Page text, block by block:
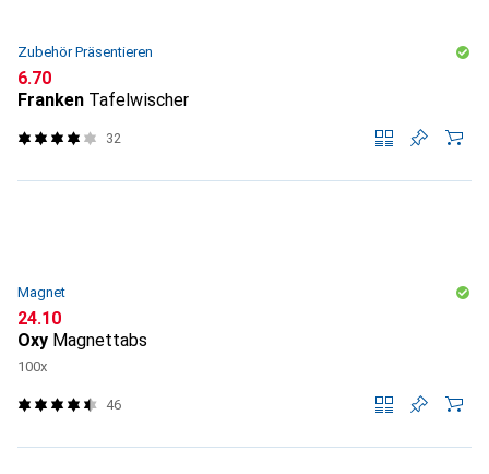
Zubehör Präsentieren
CHF
6.70
Franken Tafelwischer
32
Magnet
CHF
24.10
Oxy Magnettabs
100x
46